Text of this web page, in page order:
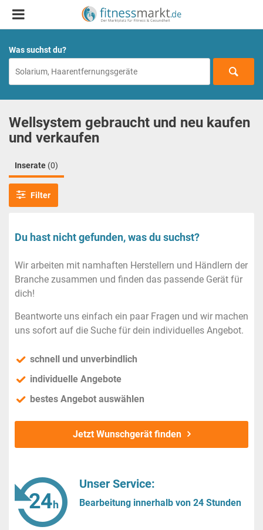
Was suchst du?
Wellsystem gebraucht und neu kaufen
und verkaufen
Inserate (0)
Filter
Du hast nicht gefunden, was du suchst?
Wir arbeiten mit namhaften Herstellern und Händlern der
Branche zusammen und finden das passende Gerät für
dich!
Beantworte uns einfach ein paar Fragen und wir machen
uns sofort auf die Suche für dein individuelles Angebot.
schnell und unverbindlich
individuelle Angebote
bestes Angebot auswählen
Jetzt Wunschgerät finden
Unser Service:
Bearbeitung innerhalb von 24 Stunden